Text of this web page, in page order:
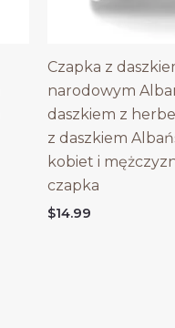
Czapka z
narodowym
daszkiem z
z daszkiem
kobiet i
czapka
$14.99